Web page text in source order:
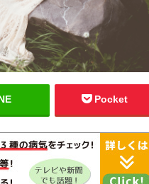
Pocket